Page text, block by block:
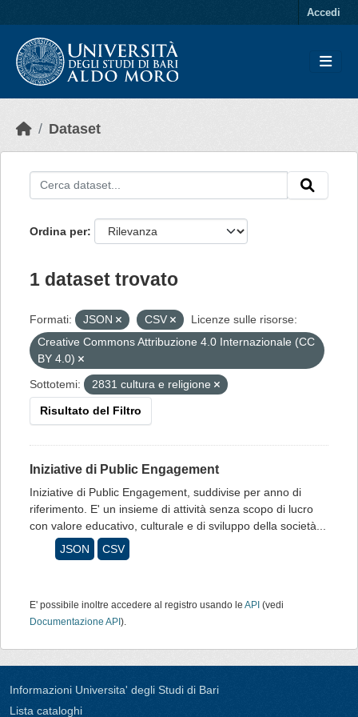
Accedi
Dataset
Ordina per
1 dataset trovato
Formati: JSON CSV
Licenze sulle risorse:
Creative Commons Attribuzione 4.0 Internazionale (CC
BY 4.0)
Sottotemi:
2831 cultura e religione
Risultato del Filtro
Iniziative di Public Engagement
Iniziative di Public Engagement, suddivise per anno di
riferimento. E' un insieme di attività senza scopo di lucro
con valore educativo, culturale e di sviluppo della società...
JSON
CSV
E' possibile inoltre accedere al registro usando le API (vedi
Documentazione API ).
Informazioni Universita' degli Studi di Bari
Lista cataloghi